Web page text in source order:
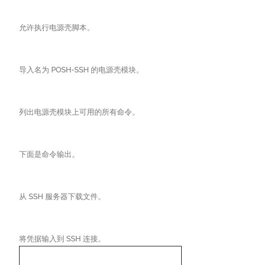
允许执行电源壳脚本。
导入名为 POSH-SSH 的电源壳模块。
列出电源壳模块上可用的所有命令。
下面是命令输出。
从 SSH 服务器下载文件。
将凭据输入到 SSH 连接。